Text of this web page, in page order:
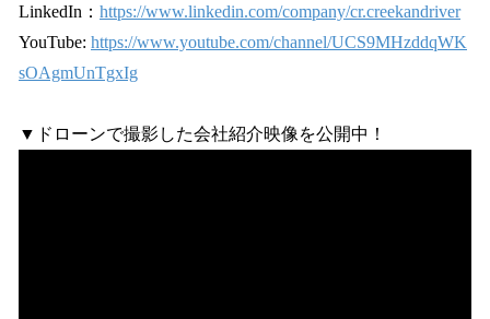
LinkedIn： https://www.linkedin.com/company/cr.creekandriver
YouTube: https://www.youtube.com/channel/UCS9MHzddqWK
sOAgmUnTgxIg
▼ドローンで撮影した会社紹介映像を公開中！